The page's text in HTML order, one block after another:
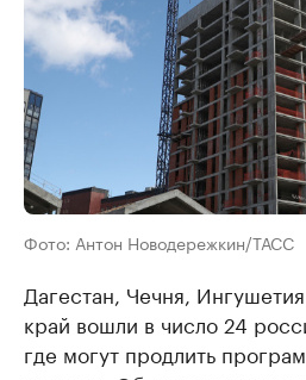
Фото: Антон Новодережкин/ТАСС
Дагестан, Чечня,
край вошли в число 24
где могут продлить